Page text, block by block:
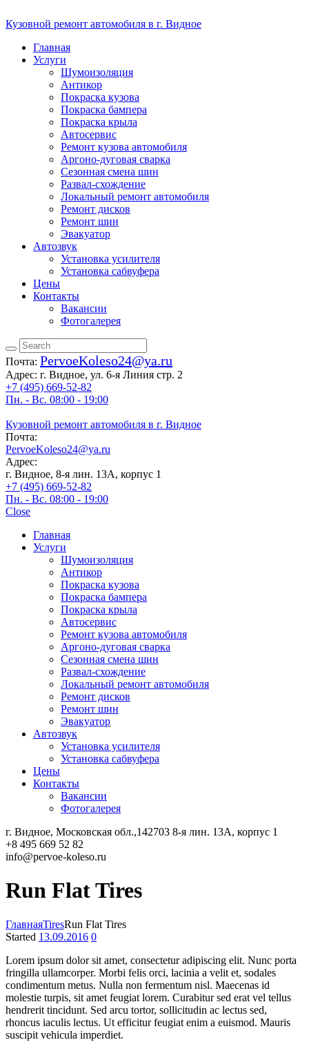
Кузовной ремонт автомобиля в г. Видное
Главная
Услуги
Шумоизоляция
Антикор
Покраска кузова
Покраска бампера
Покраска крыла
Автосервис
Ремонт кузова автомобиля
Аргоно-дуговая сварка
Сезонная смена шин
Развал-схождение
Локальный ремонт автомобиля
Ремонт дисков
Ремонт шин
Эвакуатор
Автозвук
Установка усилителя
Установка сабвуфера
Цены
Контакты
Вакансии
Фотогалерея
Почта: PervoeKoleso24@ya.ru
Адрес: г. Видное, ул. 6-я Линия стр. 2
+7 (495) 669-52-82
Пн. - Вс. 08:00 - 19:00
Кузовной ремонт автомобиля в г. Видное
Почта:
PervoeKoleso24@ya.ru
Адрес:
г. Видное, 8-я лин. 13А, корпус 1
+7 (495) 669-52-82
Пн. - Вс. 08:00 - 19:00
Close
Главная
Услуги
Шумоизоляция
Антикор
Покраска кузова
Покраска бампера
Покраска крыла
Автосервис
Ремонт кузова автомобиля
Аргоно-дуговая сварка
Сезонная смена шин
Развал-схождение
Локальный ремонт автомобиля
Ремонт дисков
Ремонт шин
Эвакуатор
Автозвук
Установка усилителя
Установка сабвуфера
Цены
Контакты
Вакансии
Фотогалерея
г. Видное, Московская обл.,142703 8-я лин. 13А, корпус 1
+8 495 669 52 82
info@pervoe-koleso.ru
Run Flat Tires
ГлавнаяTiresRun Flat Tires
Started 13.09.2016 0
Lorem ipsum dolor sit amet, consectetur adipiscing elit. Nunc porta
fringilla ullamcorper. Morbi felis orci, lacinia a velit et, sodales
condimentum metus. Nulla non fermentum nisl. Maecenas id
molestie turpis, sit amet feugiat lorem. Curabitur sed erat vel tellus
hendrerit tincidunt. Sed arcu tortor, sollicitudin ac lectus sed,
rhoncus iaculis lectus. Ut efficitur feugiat enim a euismod. Mauris
suscipit vehicula imperdiet.